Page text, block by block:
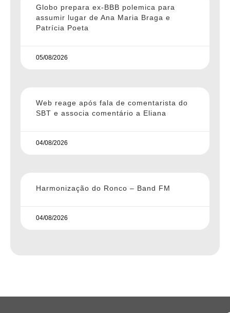
Globo prepara ex-BBB polemica para
assumir lugar de Ana Maria Braga e
Patrícia Poeta
05/08/2026
Web reage após fala de comentarista do
SBT e associa comentário a Eliana
04/08/2026
Harmonização do Ronco – Band FM
04/08/2026